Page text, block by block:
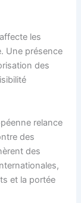
affecte les
Une présence
des
relance
des
des
et la portée